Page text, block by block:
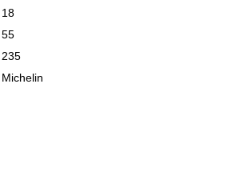
18
55
235
Michelin